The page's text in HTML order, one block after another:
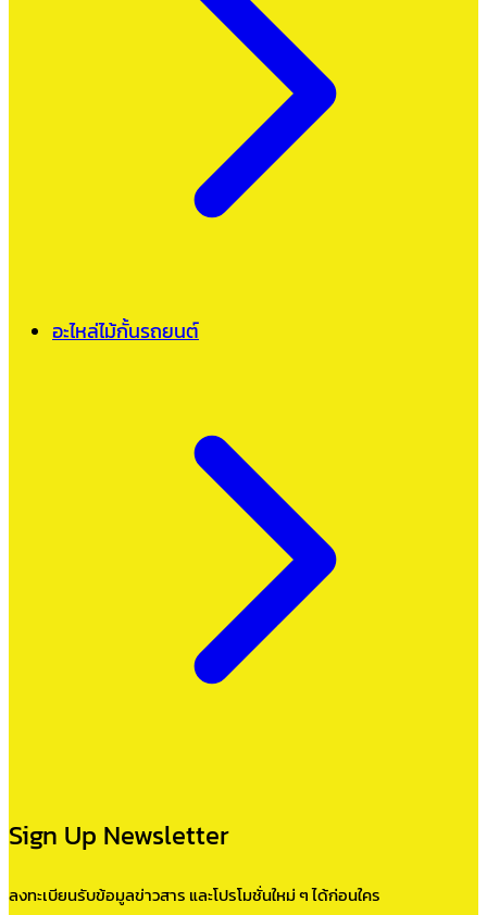
อะไหล่ไม้กั้นรถยนต์
Sign Up Newsletter
ลงทะเบียนรับข้อมูลข่าวสาร และโปรโมชั่นใหม่ ๆ ได้ก่อนใคร